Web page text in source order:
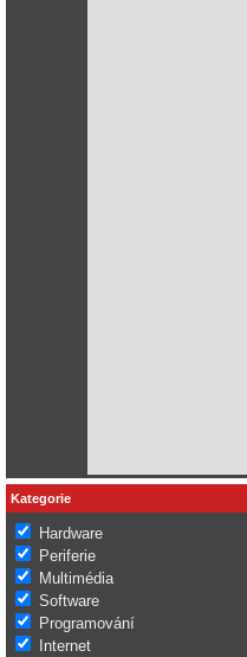
Kategorie
Hardware
Periferie
Multimédia
Software
Programování
Internet